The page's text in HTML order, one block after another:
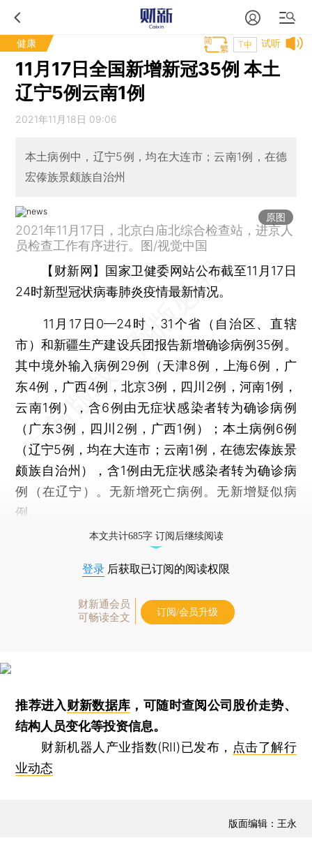
健康 试听
T中
11月17日全国新增新冠35例 本土
辽宁5例云南1例
2021年11月18日 09:06
本土病例中，辽宁5例，均在大连市；云南1例，在德
宏傣族景颇族自治州
原图
2021年11月17日，北京白庙北综合检查站，进京人
员检查工作有序进行。图/视觉中国
【财新网】 国家卫健委网站公布截至11月17日
24时新型冠状病毒肺炎疫情最新情况。
11月17日0—24时，31个省（自治区、直辖
市）和新疆生产建设兵团报告新增确诊病例35例。
其中境外输入病例29例（天津8例，上海6例，广
东4例，广西4例，北京3例，四川2例，河南1例，
云南1例），含6例由无症状感染者转为确诊病例
（广东3例，四川2例，广西1例）；本土病例6例
（辽宁5例，均在大连市；云南1例，在德宏傣族景
颇族自治州），含1例由无症状感染者转为确诊病
例（在辽宁）。无新增死亡病例。无新增疑似病
例。
本文共计685字 订阅后继续阅读
登录 后获取已订阅的阅读权限
财新通会员
可畅读全文
订阅/会员升级
推荐进入财新数据库 ，可随时查阅公司股价走势、
结构人员变化等投资信息。
财新机器人产业指数(RII)已发布， 点击了解行
业动态
版面编辑：王永